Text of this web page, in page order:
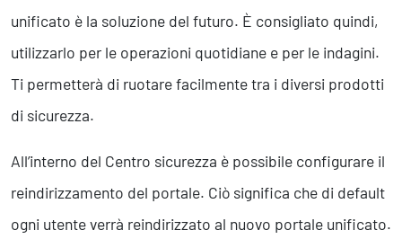
unificato è la soluzione del futuro. È consigliato quindi,
utilizzarlo per le operazioni quotidiane e per le indagini.
Ti permetterà di ruotare facilmente tra i diversi prodotti
di sicurezza.
All’interno del Centro sicurezza è possibile configurare il
reindirizzamento del portale. Ciò significa che di default
ogni utente verrà reindirizzato al nuovo portale unificato.